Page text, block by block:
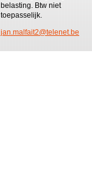
belasting. Btw niet
toepasselijk.
jan.malfait2@tel enet.be